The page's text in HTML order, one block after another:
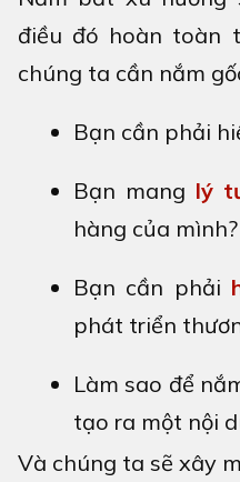
điều đó hoàn toàn
chúng ta cần nắm
Bạn cần phải
Bạn mang lý
hàng của mình?
Bạn cần phải
phát triển
Làm sao để
tạo ra một nội
Và chúng ta sẽ xây